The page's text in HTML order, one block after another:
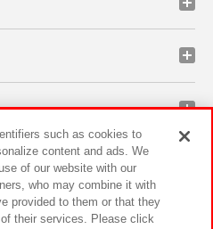
such as cookies to
content and ads. We
of our website with our
who may combine it with
provided to them or that they
their services. Please click